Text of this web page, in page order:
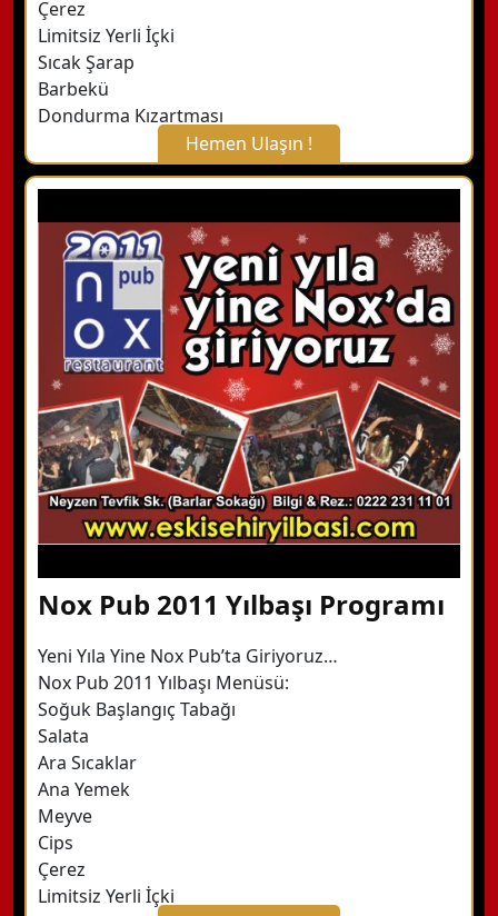
Çerez
Limitsiz Yerli İçki
Sıcak Şarap
Barbekü
Dondurma Kızartması
Hemen Ulaşın !
X Kapat
WhatsApp ile Bilgi Alın
Hemen Arayın
Detaylı Bilgi Alın
Nox Pub 2011 Yılbaşı Programı
Yeni Yıla Yine Nox Pub’ta Giriyoruz…
Nox Pub 2011 Yılbaşı Menüsü:
Soğuk Başlangıç Tabağı
Salata
Ara Sıcaklar
Ana Yemek
Meyve
Cips
Çerez
Limitsiz Yerli İçki